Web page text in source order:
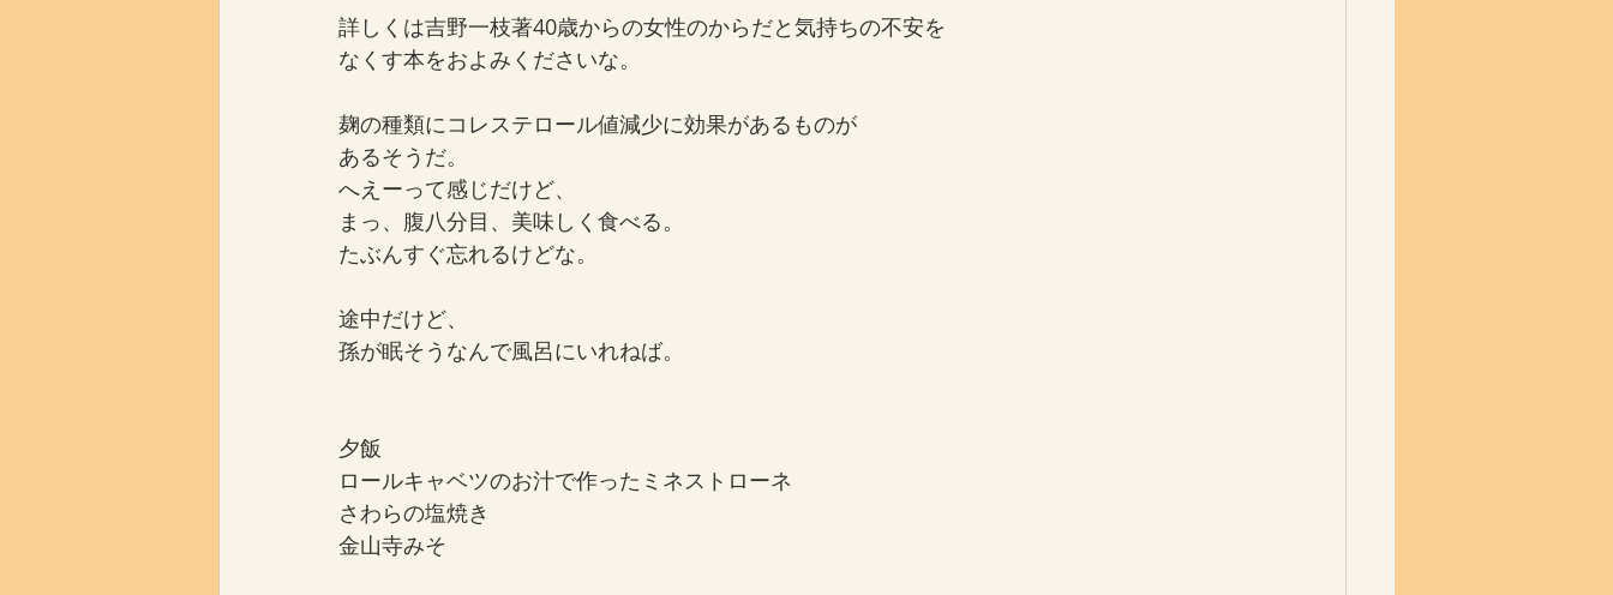
詳しくは吉野一枝著40歳からの女性のからだと気持ちの不安を
なくす本をおよみくださいな。
麹の種類にコレステロール値減少に効果があるものが
あるそうだ。
へえーって感じだけど、
まっ、腹八分目、美味しく食べる。
たぶんすぐ忘れるけどな。
途中だけど、
孫が眠そうなんで風呂にいれねば。
夕飯
ロールキャベツのお汁で作ったミネストローネ
さわらの塩焼き
金山寺みそ